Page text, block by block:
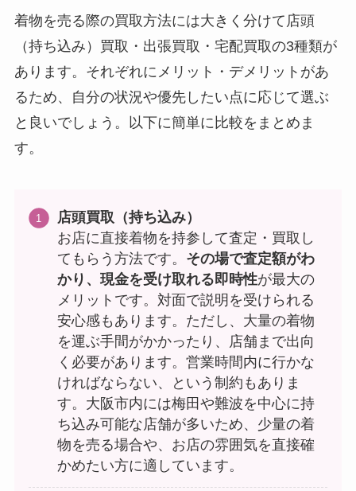
着物を売る際の買取方法には大きく分けて店頭
（持ち込み）買取・出張買取・宅配買取の3種類が
あります。それぞれにメリット・デメリットがあ
るため、自分の状況や優先したい点に応じて選ぶ
と良いでしょう。以下に簡単に比較をまとめま
す。
店頭買取（持ち込み）
お店に直接着物を持参して査定・買取し
てもらう方法です。 その場で査定額がわ
かり、現金を受け取れる即時性が最大の
メリットです。対面で説明を受けられる
安心感もあります。ただし、大量の着物
を運ぶ手間がかかったり、店舗まで出向
く必要があります。営業時間内に行かな
ければならない、という制約もありま
す。大阪市内には梅田や難波を中心に持
ち込み可能な店舗が多いため、少量の着
物を売る場合や、お店の雰囲気を直接確
かめたい方に適しています。